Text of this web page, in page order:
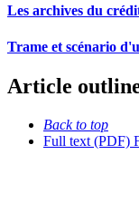
Les archives du
Trame et scénario
Article
Back to top
Full text (PDF)